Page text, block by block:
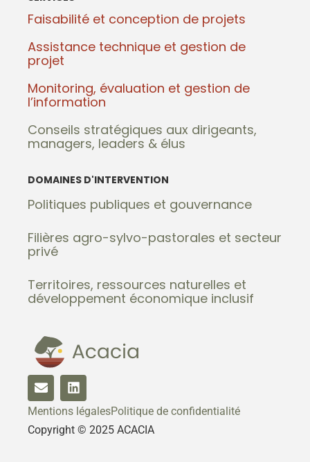
Mentions légalesPolitique de confidentialité
Copyright © 2025 ACACIA
DOMAINES D'INTERVENTION
Politiques publiques et gouvernance
Filières agro-sylvo-pastorales et secteur
privé
Territoires, ressources naturelles et
développement économique inclusif
Faisabilité et conception de projets
Assistance technique et gestion de
projet
Monitoring, évaluation et gestion de
l’information
Conseils stratégiques aux dirigeants,
managers, leaders & élus